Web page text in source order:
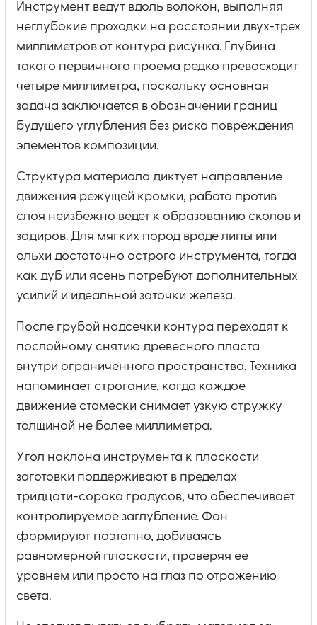
Инструмент ведут вдоль волокон, выполняя
неглубокие проходки на расстоянии двух-трех
миллиметров от контура рисунка. Глубина
такого первичного проема редко превосходит
четыре миллиметра, поскольку основная
задача заключается в обозначении границ
будущего углубления без риска повреждения
элементов композиции.
Структура материала диктует направление
движения режущей кромки, работа против
слоя неизбежно ведет к образованию сколов и
задиров. Для мягких пород вроде липы или
ольхи достаточно острого инструмента, тогда
как дуб или ясень потребуют дополнительных
усилий и идеальной заточки железа.
После грубой надсечки контура переходят к
послойному снятию древесного пласта
внутри ограниченного пространства. Техника
напоминает строгание, когда каждое
движение стамески снимает узкую стружку
толщиной не более миллиметра.
Угол наклона инструмента к плоскости
заготовки поддерживают в пределах
тридцати-сорока градусов, что обеспечивает
контролируемое заглубление. Фон
формируют поэтапно, добиваясь
равномерной плоскости, проверяя ее
уровнем или просто на глаз по отражению
света.